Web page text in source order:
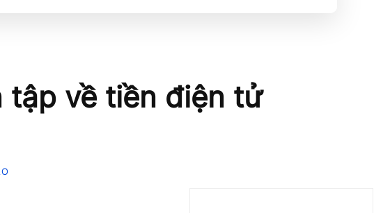
tập về tiền điện tử